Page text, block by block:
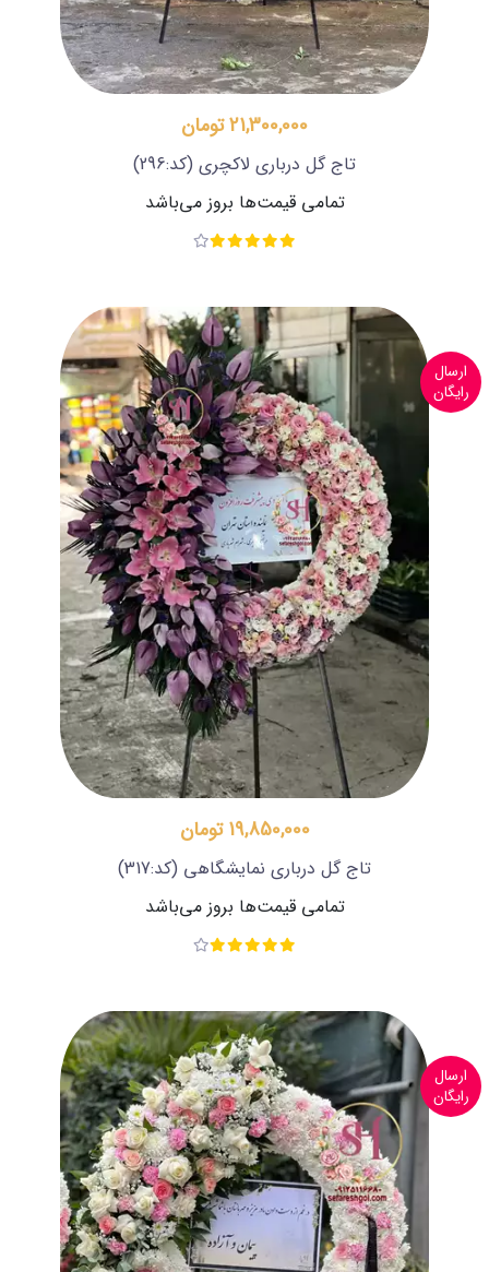
21,300,000 تومان
تاج گل درباری لاکچری (کد:296)
تمامی قیمت‌ها بروز می‌باشد
ارسال
رایگان
19,850,000 تومان
تاج گل درباری نمایشگاهی (کد:317)
تمامی قیمت‌ها بروز می‌باشد
ارسال
رایگان